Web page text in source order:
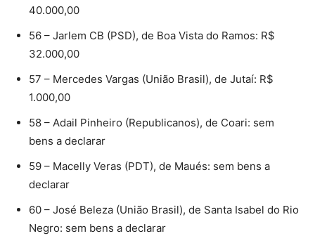
40.000,00
56 – Jarlem CB (PSD), de Boa Vista do Ramos: R$
32.000,00
57 – Mercedes Vargas (União Brasil), de Jutaí: R$
1.000,00
58 – Adail Pinheiro (Republicanos), de Coari: sem
bens a declarar
59 – Macelly Veras (PDT), de Maués: sem bens a
declarar
60 – José Beleza (União Brasil), de Santa Isabel do Rio
Negro: sem bens a declarar